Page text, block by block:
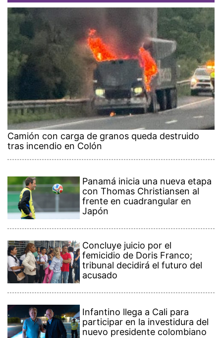
Camión con carga de granos queda destruido
tras incendio en Colón
Panamá inicia una nueva etapa
con Thomas Christiansen al
frente en cuadrangular en
Japón
Concluye juicio por el
femicidio de Doris Franco;
tribunal decidirá el futuro del
acusado
Infantino llega a Cali para
participar en la investidura del
nuevo presidente colombiano